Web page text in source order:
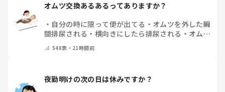
オムツ交換あるあるってありますか？
・ 自分の時に限って便が出てる ・ オムツを外した瞬
間排尿される ・ 横向きにしたら排尿される ・ オムツ
のテープがよくちぎれている
まっていると快感
548票・ 21時間前
夜勤明けの次の日は休みですか？